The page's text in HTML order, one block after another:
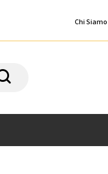
Chi Siamo